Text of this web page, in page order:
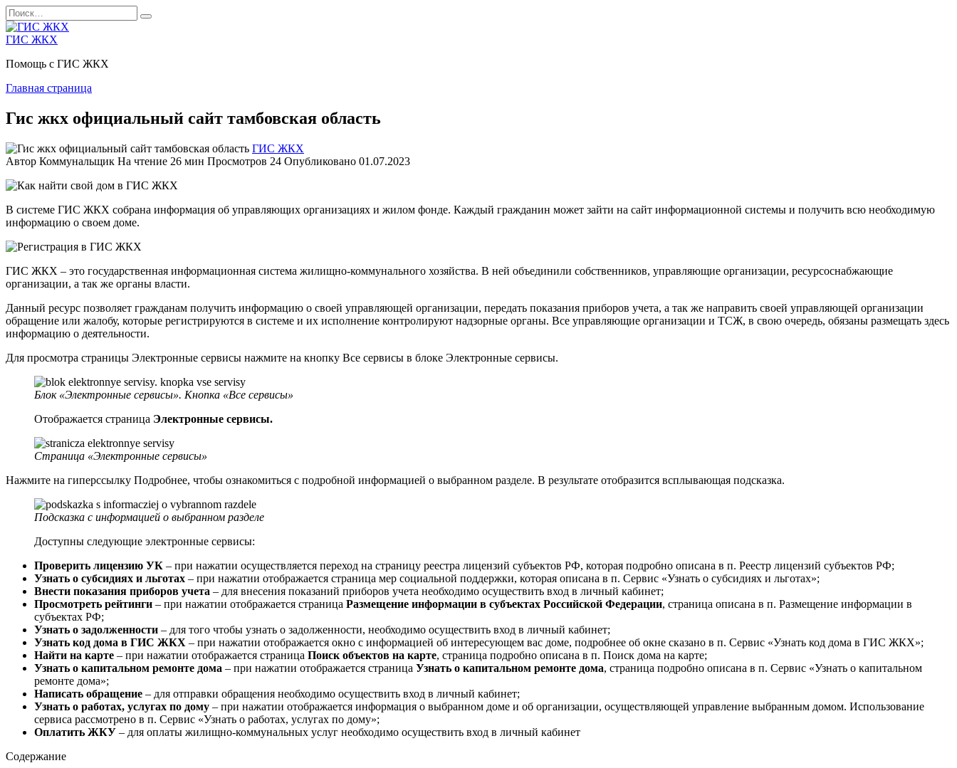
Перейти
к
содержанию
Search
for:
ГИС ЖКХ
Помощь с ГИС ЖКХ
Главная страница
Гис жкх официальный сайт тамбовская область
ГИС ЖКХ
Автор Коммунальщик На чтение 26 мин Просмотров 24 Опубликовано 01.07.2023
В системе ГИС ЖКХ собрана информация об управляющих организациях и жилом фонде. Каждый гражданин может зайти на сайт информационной системы и получить всю необходимую
информацию о своем доме.
ГИС ЖКХ – это государственная информационная система жилищно-коммунального хозяйства. В ней объединили собственников, управляющие организации, ресурсоснабжающие
организации, а так же органы власти.
Данный ресурс позволяет гражданам получить информацию о своей управляющей организации, передать показания приборов учета, а так же направить своей управляющей организации
обращение или жалобу, которые регистрируются в системе и их исполнение контролируют надзорные органы. Все управляющие организации и ТСЖ, в свою очередь, обязаны размещать здесь
информацию о деятельности.
Для просмотра страницы Электронные сервисы нажмите на кнопку Все сервисы в блоке Электронные сервисы.
Блок «Электронные сервисы». Кнопка «Все сервисы»
Отображается страница Электронные сервисы.
Страница «Электронные сервисы»
Нажмите на гиперссылку Подробнее, чтобы ознакомиться с подробной информацией о выбранном разделе. В результате отобразится всплывающая подсказка.
Подсказка с информацией о выбранном разделе
Доступны следующие электронные сервисы:
Проверить лицензию УК – при нажатии осуществляется переход на страницу реестра лицензий субъектов РФ, которая подробно описана в п. Реестр лицензий субъектов РФ;
Узнать о субсидиях и льготах – при нажатии отображается страница мер социальной поддержки, которая описана в п. Сервис «Узнать о субсидиях и льготах»;
Внести показания приборов учета – для внесения показаний приборов учета необходимо осуществить вход в личный кабинет;
Просмотреть рейтинги – при нажатии отображается страница Размещение информации в субъектах Российской Федерации, страница описана в п. Размещение информации в
субъектах РФ;
Узнать о задолженности – для того чтобы узнать о задолженности, необходимо осуществить вход в личный кабинет;
Узнать код дома в ГИС ЖКХ – при нажатии отображается окно с информацией об интересующем вас доме, подробнее об окне сказано в п. Сервис «Узнать код дома в ГИС ЖКХ»;
Найти на карте – при нажатии отображается страница Поиск объектов на карте, страница подробно описана в п. Поиск дома на карте;
Узнать о капитальном ремонте дома – при нажатии отображается страница Узнать о капитальном ремонте дома, страница подробно описана в п. Сервис «Узнать о капитальном
ремонте дома»;
Написать обращение – для отправки обращения необходимо осуществить вход в личный кабинет;
Узнать о работах, услугах по дому – при нажатии отображается информация о выбранном доме и об организации, осуществляющей управление выбранным домом. Использование
сервиса рассмотрено в п. Сервис «Узнать о работах, услугах по дому»;
Оплатить ЖКУ – для оплаты жилищно-коммунальных услуг необходимо осуществить вход в личный кабинет
Содержание